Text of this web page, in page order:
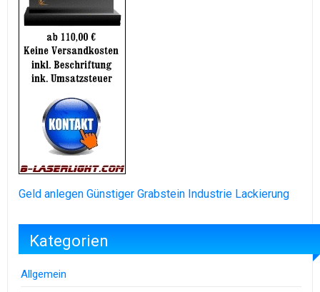
Geld anlegen Günstiger Grabstein Industrie Lackierung
Kategorien
Allgemein